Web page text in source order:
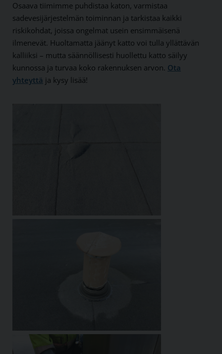
Osaava tiimimme puhdistaa katon, varmistaa
sadevesijärjestelmän toiminnan ja tarkistaa kaikki
riskikohdat, joissa ongelmat usein ensimmäisenä
ilmenevät. Huoltamatta jäänyt katto voi tulla yllättävän
kalliiksi – mutta säännöllisesti huollettu katto säilyy
kunnossa ja turvaa koko rakennuksen arvon. Ota
yhteyttä ja kysy lisää!